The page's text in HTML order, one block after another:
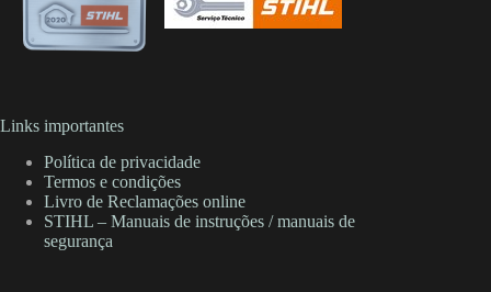
Links importantes
Política de privacidade
Termos e condições
Livro de Reclamações online
STIHL – Manuais de instruções / manuais de
segurança